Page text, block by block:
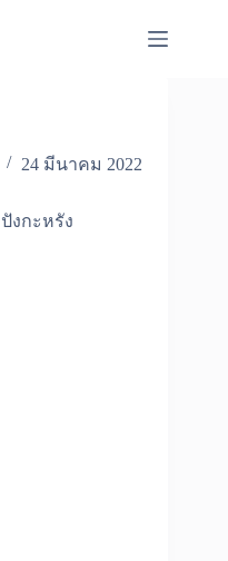
24 มีนาคม 2022
ปังกะหรัง